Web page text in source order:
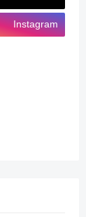
Instagram